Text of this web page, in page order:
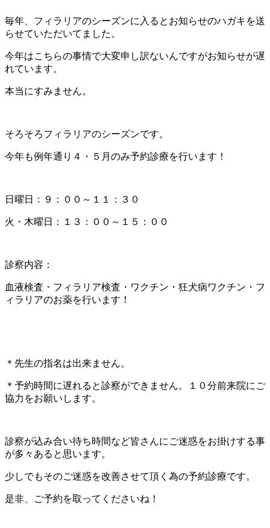
毎年、フィラリアのシーズンに入るとお知らせのハガキを送
らせていただいてました。
今年はこちらの事情で大変申し訳ないんですがお知らせが遅
れています。
本当にすみません。
そろそろフィラリアのシーズンです。
今年も例年通り４・５月のみ予約診療を行います！
日曜日：９：００～１１：３０
火・木曜日：１３：００～１５：００
診察内容：
血液検査・フィラリア検査・ワクチン・狂犬病ワクチン・フ
ィラリアのお薬を行います！
＊先生の指名は出来ません。
＊予約時間に遅れると診察ができません。１０分前来院にご
協力をお願いします。
診察が込み合い待ち時間など皆さんにご迷惑をお掛けする事
が多々あると思います。
少しでもそのご迷惑を改善させて頂く為の予約診療です。
是非、ご予約を取ってくださいね！